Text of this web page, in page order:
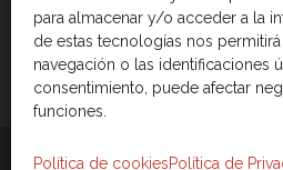
para almacenar y/o acceder a la
de estas tecnologías nos
navegación o las identificaciones
consentimiento, puede afectar
funciones.
Política de cookiesPolítica de
© 2026 Cámara